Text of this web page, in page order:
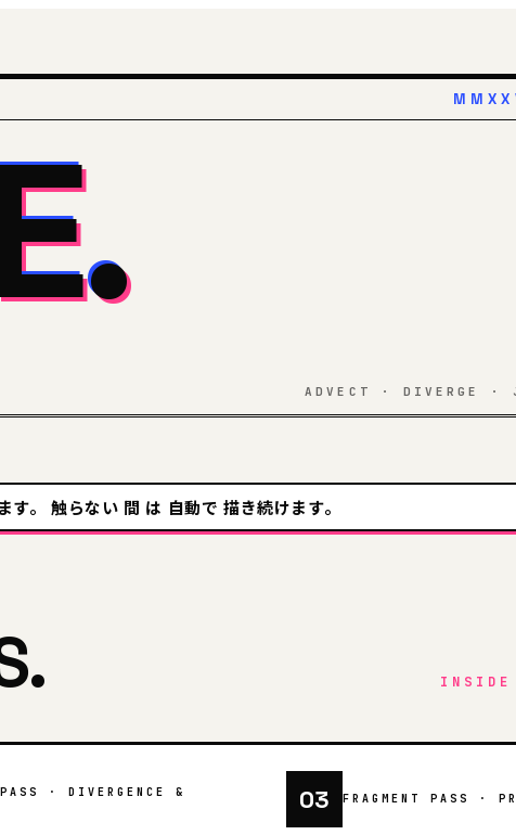
ADVECT · DIVERGE ·
。 触らない 間 は 自動で 描き続けます。
INSIDE
PASS · DIVERGENCE &
03 FRAGMENT PASS ·